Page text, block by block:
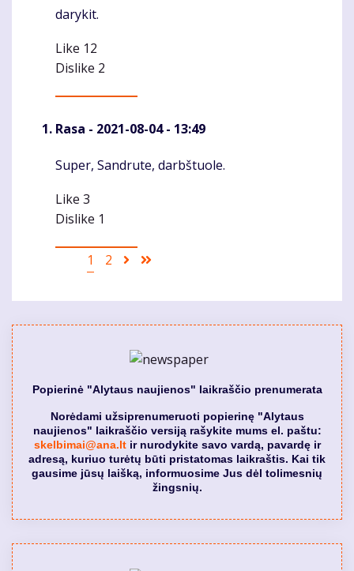
darykit.
Like 12
Dislike 2
Rasa - 2021-08-04 - 13:49
Komentaras
Super, Sandrute, darbštuole.
Like 3
Dislike 1
Pagination
Current
1 Puslapis
2
Sekantis
Popierinė "Alytaus naujienos" laikraščio prenumerata
Norėdami užsiprenumeruoti popierinę "Alytaus
naujienos" laikraščio versiją rašykite mums el. paštu:
skelbimai@ana.ltir nurodykite savo vardą, pavardę ir
adresą, kuriuo turėtų būti pristatomas laikraštis. Kai tik
gausime jūsų laišką, informuosime Jus dėl tolimesnių
žingsnių.